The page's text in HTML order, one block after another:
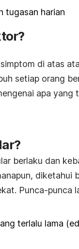
tugasan harian
di atas
setiap orang
apa yang
berlaku dan
diketahui
Punca-punca
terlalu lama